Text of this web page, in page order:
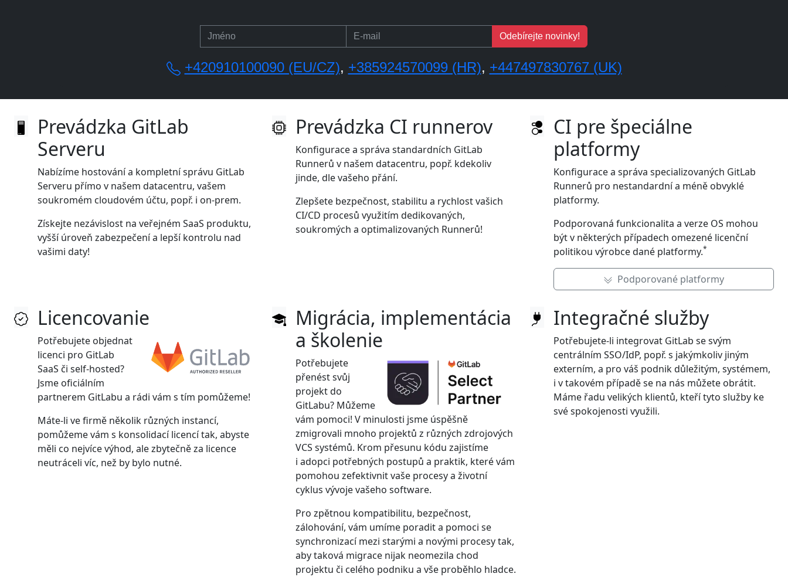
Odebírejte novinky!
+420910100090 (EU/CZ), +385924570099 (HR), +447497830767 (UK)
Prevádzka GitLab
Serveru
Nabízíme hostování a kompletní správu GitLab
Serveru přímo v našem datacentru, vašem
soukromém cloudovém účtu, popř. i on‑prem.
Získejte nezávislost na veřejném SaaS produktu,
vyšší úroveň zabezpečení a lepší kontrolu nad
vašimi daty!
Prevádzka CI runnerov
Konfigurace a správa standardních GitLab
Runnerů v našem datacentru, popř. kdekoliv
jinde, dle vašeho přání.
Zlepšete bezpečnost, stabilitu a rychlost vašich
CI/CD procesů využitím dedikovaných,
soukromých a optimalizovaných Runnerů!
CI pre špeciálne
platformy
Konfigurace a správa specializovaných GitLab
Runnerů pro nestandardní a méně obvyklé
platformy.
Podporovaná funkcionalita a verze OS mohou
být v některých případech omezené licenční
politikou výrobce dané platformy.*
Podporované platformy
Licencovanie
Potřebujete objednat
licenci pro GitLab
SaaS či self-hosted?
Jsme oficiálním
partnerem GitLabu a rádi vám s tím pomůžeme!
Máte-li ve firmě několik různých instancí,
pomůžeme vám s konsolidací licencí tak, abyste
měli co nejvíce výhod, ale zbytečně za licence
neutráceli víc, než by bylo nutné.
Migrácia, implementácia
a školenie
Potřebujete
přenést svůj
projekt do
GitLabu? Můžeme
vám pomoci! V minulosti jsme úspěšně
zmigrovali mnoho projektů z různých zdrojových
VCS systémů. Krom přesunu kódu zajistíme
i adopci potřebných postupů a praktik, které vám
pomohou zefektivnit vaše procesy a životní
cyklus vývoje vašeho software.
Pro zpětnou kompatibilitu, bezpečnost,
zálohování, vám umíme poradit a pomoci se
synchronizací mezi starými a novými procesy tak,
aby taková migrace nijak neomezila chod
projektu či celého podniku a vše proběhlo hladce.
Integračné služby
Potřebujete-li integrovat GitLab se svým
centrálním SSO/IdP, popř. s jakýmkoliv jiným
externím, a pro váš podnik důležitým, systémem,
i v takovém případě se na nás můžete obrátit.
Máme řadu velikých klientů, kteří tyto služby ke
své spokojenosti využili.